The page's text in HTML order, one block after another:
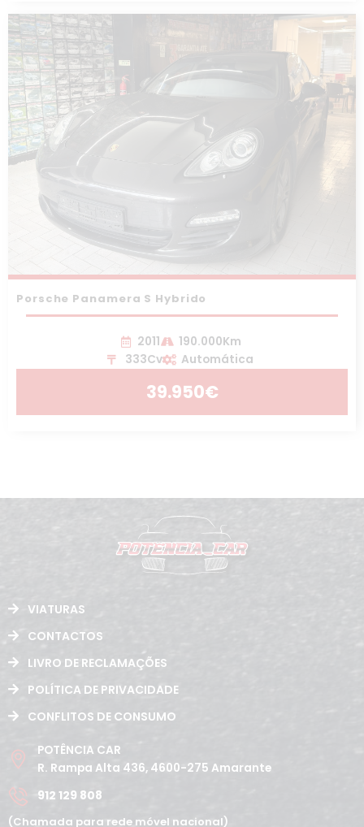
Porsche Panamera S Hybrido
2011
190.000Km
333Cv
Automática
39.950€
VIATURAS
CONTACTOS
LIVRO DE RECLAMAÇÕES
POLÍTICA DE PRIVACIDADE
CONFLITOS DE CONSUMO
POTÊNCIA CAR
R. Rampa Alta 436, 4600-275 Amarante
912 129 808
(Chamada para rede móvel nacional)